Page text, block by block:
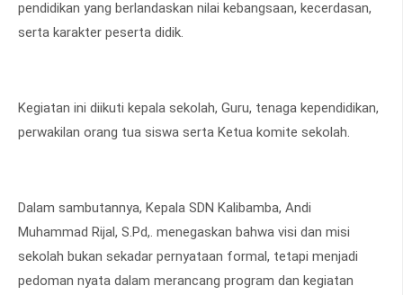
pendidikan yang berlandaskan nilai kebangsaan, kecerdasan,
serta karakter peserta didik.
Kegiatan ini diikuti kepala sekolah, Guru, tenaga kependidikan,
perwakilan orang tua siswa serta Ketua komite sekolah.
Dalam sambutannya, Kepala SDN Kalibamba, Andi
Muhammad Rijal, S.Pd,. menegaskan bahwa visi dan misi
sekolah bukan sekadar pernyataan formal, tetapi menjadi
pedoman nyata dalam merancang program dan kegiatan